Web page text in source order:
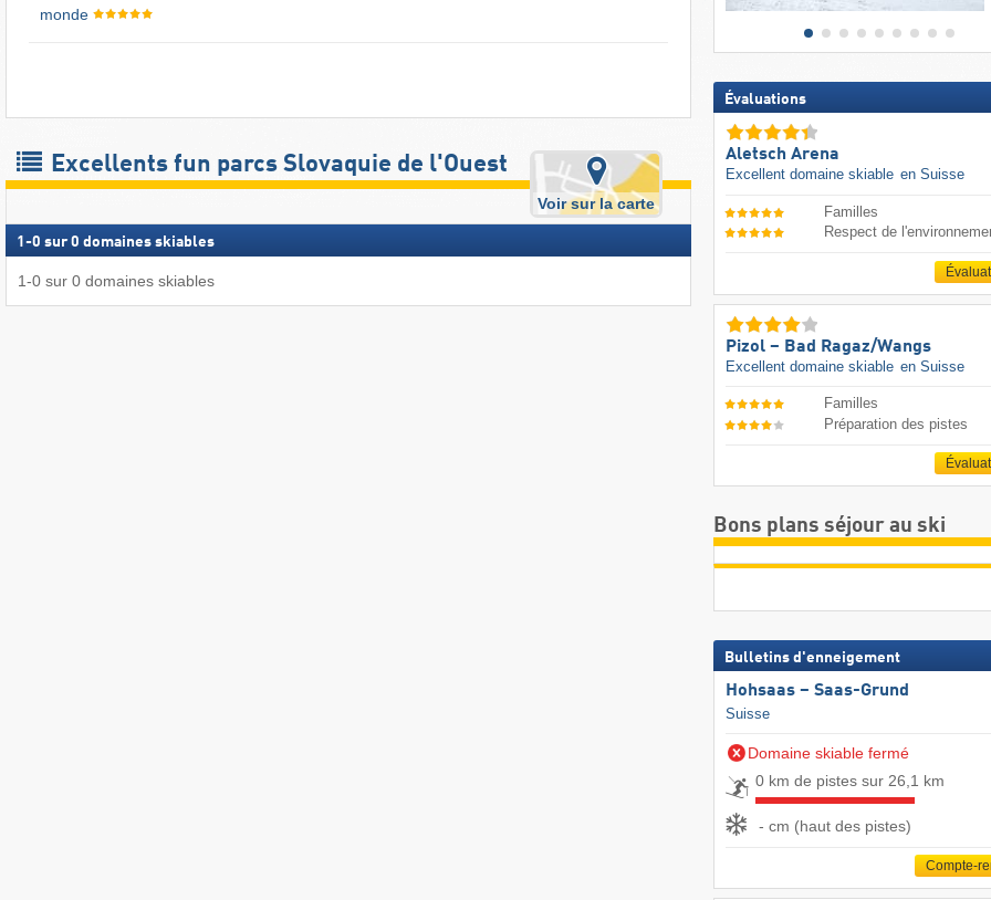
monde
Excellents fun parcs Slovaquie de l'Ouest
Voir sur la carte
1 -0 sur0 domaines skiables
1-0 sur 0 domaines skiables
Évaluations
Aletsch Arena
Excellent domaine skiable en Suisse
Familles
Respect de
Pizol – Bad Ragaz/​Wangs
Excellent domaine skiable en Suisse
Familles
Préparation des pistes
Bons plans séjour au ski
Bulletins d'enneigement
Hohsaas – Saas-Grund
Suisse
Domaine skiable fermé
0 km de pistes sur 26,1 km
- cm (haut des pistes)
Compte-